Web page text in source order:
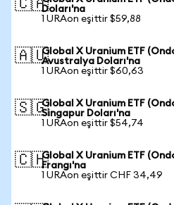
🇨🇦Doları'na
1 URAon eşittir $59,88
🇦🇺Global X Uranium ETF
Avustralya Doları'na
1 URAon eşittir $60,63
🇸🇬Global X Uranium ETF
Singapur Doları'na
1 URAon eşittir $54,74
🇨🇭Global X Uranium ETF
Frangı'na
1 URAon eşittir CHF 34,49